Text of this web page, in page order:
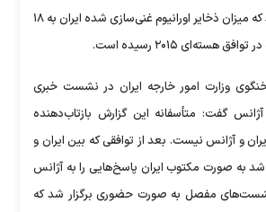
عرب‌نیوز نیز گزارش داد که میزان ذخایر اورانیوم غنی‌سازی شده ایران به ۱۸
۲۰۱۵ رسیده است.
وزارت امور خارجه ایران در نشست خبری
گفت:‌ متأسفانه این گزارش بازتاب‌دهنده
و آژانس نیست. بعد از توافقی که بین ایران و
شد به صورت مکتوب ایران پاسخ‌هایی را به آژانس
نشست‌های مفصل به صورت حضوری برگزار شد که